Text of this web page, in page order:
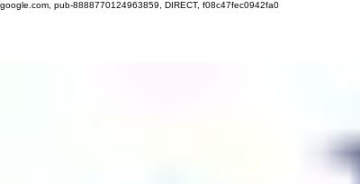
google.com, pub-8888770124963859, DIRECT, f08c47fec0942fa0